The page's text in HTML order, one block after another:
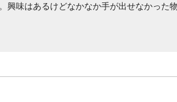
興味はあるけどなかなか手が出せなかった